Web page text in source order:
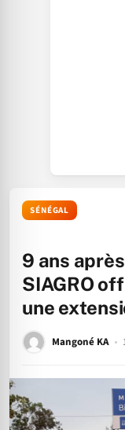
SÉNÉGAL
9 ans
SIAGRO
une
Mangoné KA